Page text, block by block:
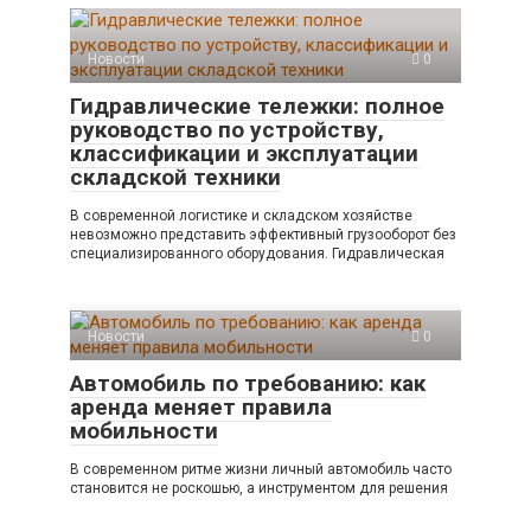
Новости 0
Гидравлические тележки: полное
руководство по устройству,
классификации и эксплуатации
складской техники
В современной логистике и складском хозяйстве
невозможно представить эффективный грузооборот без
специализированного оборудования. Гидравлическая
Новости 0
Автомобиль по требованию: как
аренда меняет правила
мобильности
В современном ритме жизни личный автомобиль часто
становится не роскошью, а инструментом для решения